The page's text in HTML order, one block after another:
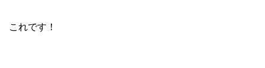
これです！